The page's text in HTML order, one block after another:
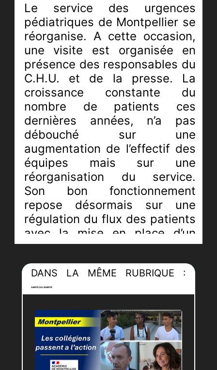
Le service des urgences
pédiatriques de Montpellier se
réorganise. A cette occasion,
une visite est organisée en
présence des responsables du
C.H.U. et de la presse. La
croissance constante du
nombre de patients ces
dernières années, n’a pas
débouché sur une
augmentation de l’effectif des
équipes mais sur une
réorganisation du service.
Son bon fonctionnement
repose désormais sur une
régulation du flux des patients
avec la mise en place d’un
"parcours patient". Le service
s’est également doté d’un sas.
Cet aménagement était
devenu nécessaire pour
violences verbales et
physiques exercées par
certaines familles. Cette
réorganisation est un
DANS LA MÊME RUBRIQUE :
SANTÉ/SOLIDARITÉ